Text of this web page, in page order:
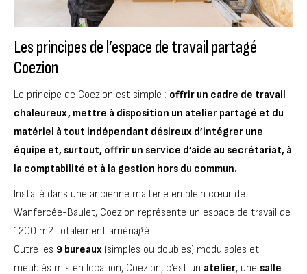
Les principes de l’espace de travail partagé
Coezion
Le principe de Coezion est simple : offrir un cadre de travail
chaleureux, mettre à disposition un atelier partagé et du
matériel à tout indépendant désireux d’intégrer une
équipe et, surtout, offrir un service d’aide au secrétariat, à
la comptabilité et à la gestion hors du commun.
Installé dans une ancienne malterie en plein cœur de
Wanfercée-Baulet, Coezion représente un espace de travail de
1200 m2 totalement aménagé.
Outre les 9 bureaux (simples ou doubles) modulables et
meublés mis en location, Coezion, c’est un atelier, une salle